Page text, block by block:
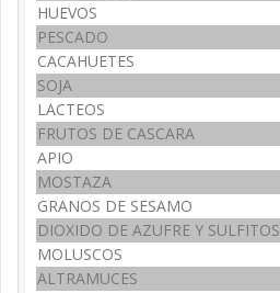
HUEVOS
PESCADO
CACAHUETES
SOJA
LACTEOS
FRUTOS DE CASCARA
APIO
MOSTAZA
GRANOS DE SESAMO
DIOXIDO DE AZUFRE Y SULFITOS
MOLUSCOS
ALTRAMUCES